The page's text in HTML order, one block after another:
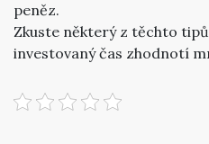
peněz.
Zkuste některý z těchto tipů
investovaný čas zhodnotí